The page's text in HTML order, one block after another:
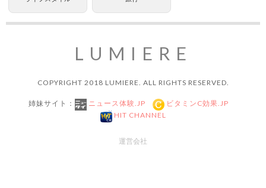
LUMIERE
COPYRIGHT 2018 LUMIERE. ALL RIGHTS RESERVED.
姉妹サイト： ニュース体験.JP
ビタミンC効果.JP
HIT CHANNEL
運営会社